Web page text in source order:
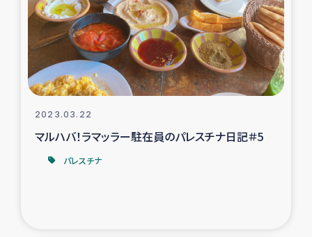
カカオ生産者支援事業
シリア国内避難民・帰還民の生活再建支援
トルコにおけるシリア難民支援事業
インドネシア中部 スラウェシの地震・津波被災者支援
2023.03.22
マルハバ！ラマッラー駐在員のパレスチナ日記＃5
パレスチナ